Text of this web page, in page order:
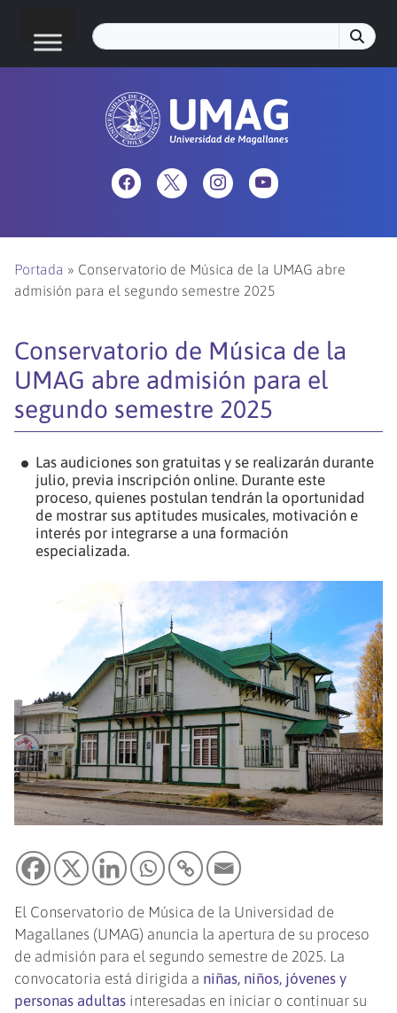
Portada » Conservatorio de Música de la UMAG abre
admisión para el segundo semestre 2025
Conservatorio de Música de la
UMAG abre admisión para el
segundo semestre 2025
Las audiciones son gratuitas y se realizarán durante
julio, previa inscripción online. Durante este
proceso, quienes postulan tendrán la oportunidad
de mostrar sus aptitudes musicales, motivación e
interés por integrarse a una formación
especializada.
El Conservatorio de Música de la Universidad de
Magallanes (UMAG) anuncia la apertura de su proceso
de admisión para el segundo semestre de 2025. La
convocatoria está dirigida a niñas, niños, jóvenes y
personas adultas interesadas en iniciar o continuar su